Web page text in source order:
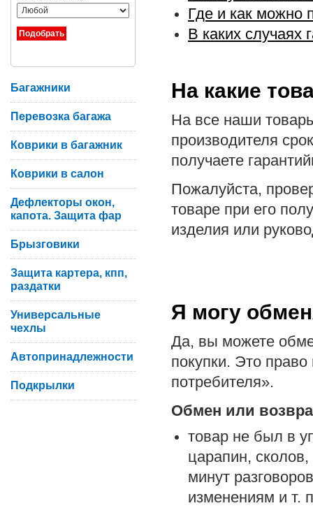
Где и как можно
В каких случаях
На какие
На все наши
производителя
получаете
Пожалуйста,
товаре при его
изделия или
Я могу
Да, вы можете
покупки. Это
потребителя».
Обмен или
товар не был в
царапин,
минут
изменениям и т.
Багажники
Перевозка багажа
Коврики в багажник
Коврики в салон
Дефлекторы окон,
капота. Защита фар
Брызговики
Защита картера, кпп,
раздатки
Универсальные
чехлы
Автопринадлежности
Подкрылки